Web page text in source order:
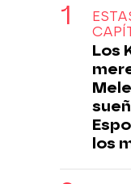
Los
los